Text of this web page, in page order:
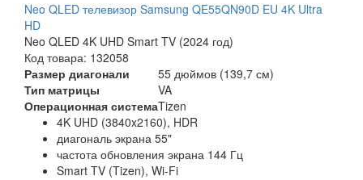
Neo QLED телевизор Samsung QE55QN90D EU 4K Ultra
HD
Neo QLED 4K UHD Smart TV (2024 год)
Код товара: 132058
Размер диагонали
55 дюймов (139,7 см)
Тип матрицы
VA
Операционная системаTizen
4K UHD (3840x2160), HDR
диагональ экрана 55"
частота обновления экрана 144 Гц
Smart TV (Tizen), Wi-Fi